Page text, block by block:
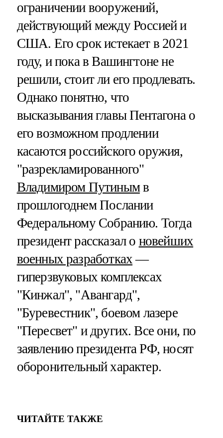
ограничении вооружений,
действующий между Россией и
США. Его срок истекает в 2021
году, и пока в Вашингтоне не
решили, стоит ли его продлевать.
Однако понятно, что
высказывания главы Пентагона о
его возможном продлении
касаются российского оружия,
"разрекламированного"
Владимиром Путинымв
прошлогоднем Послании
Федеральному Собранию. Тогда
президент рассказал о новейших
военных разработках—
гиперзвуковых комплексах
"Кинжал", "Авангард",
"Буревестник", боевом лазере
"Пересвет" и других. Все они, по
заявлению президента РФ, носят
оборонительный характер.
ЧИТАЙТЕ ТАКЖЕ